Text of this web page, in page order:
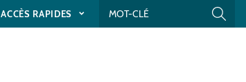
ACCÈS RAPIDES